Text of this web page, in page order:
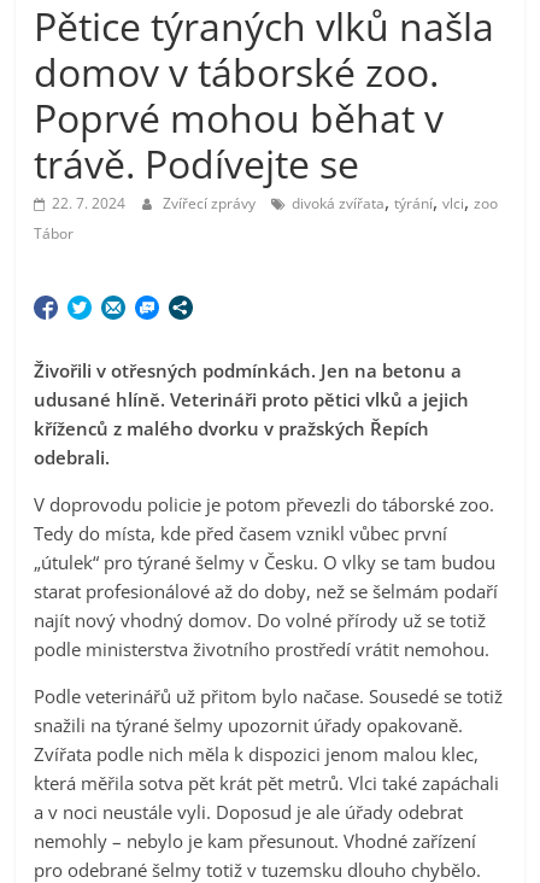
Pětice týraných vlků našla
domov v táborské zoo.
Poprvé mohou běhat v
trávě. Podívejte se
22. 7. 2024 Zvířecí zprávy divoká zvířata,týrání,vlci,zoo
Tábor
Živořili v otřesných podmínkách. Jen na betonu a
udusané hlíně. Veterináři proto pětici vlků a jejich
kříženců z malého dvorku v pražských Řepích
odebrali.
V doprovodu policie je potom převezli do táborské zoo.
Tedy do místa, kde před časem vznikl vůbec první
„útulek“ pro týrané šelmy v Česku. O vlky se tam budou
starat profesionálové až do doby, než se šelmám podaří
najít nový vhodný domov. Do volné přírody už se totiž
podle ministerstva životního prostředí vrátit nemohou.
Podle veterinářů už přitom bylo načase. Sousedé se totiž
snažili na týrané šelmy upozornit úřady opakovaně.
Zvířata podle nich měla k dispozici jenom malou klec,
která měřila sotva pět krát pět metrů. Vlci také zapáchali
a v noci neustále vyli. Doposud je ale úřady odebrat
nemohly – nebylo je kam přesunout. Vhodné zařízení
pro odebrané šelmy totiž v tuzemsku dlouho chybělo.